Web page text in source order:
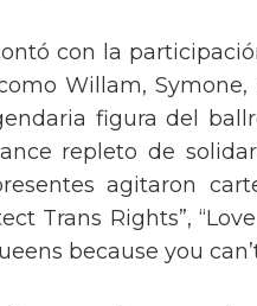
con la
Willam, Symone,
figura del
repleto de
agitaron
Trans Rights”,
because you